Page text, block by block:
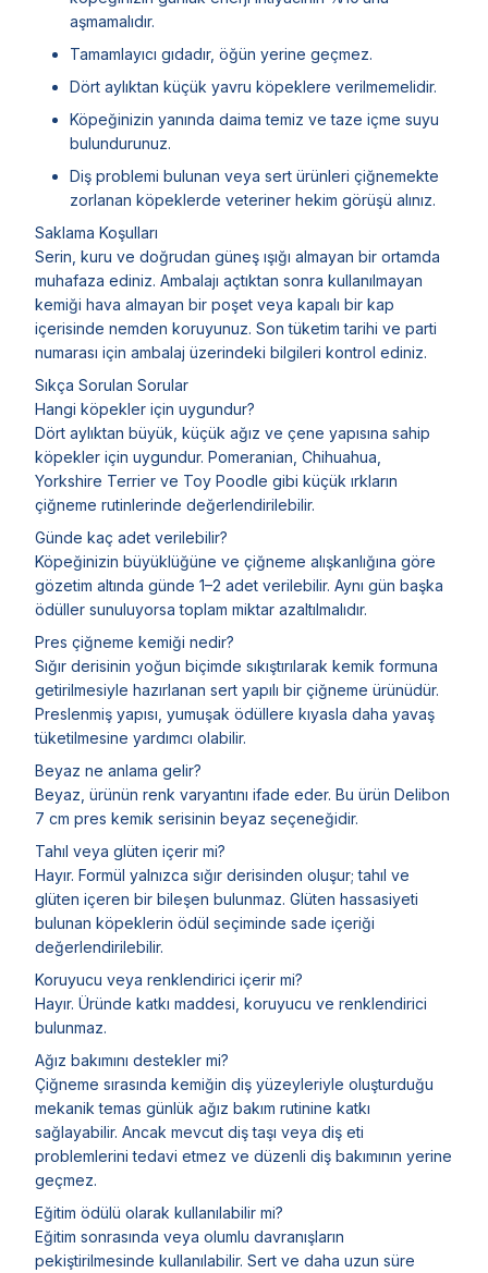
aşmamalıdır.
Tamamlayıcı gıdadır, öğün yerine geçmez.
Dört aylıktan küçük yavru köpeklere verilmemelidir.
Köpeğinizin yanında daima temiz ve taze içme suyu
bulundurunuz.
Diş problemi bulunan veya sert ürünleri çiğnemekte
zorlanan köpeklerde veteriner hekim görüşü alınız.
Saklama Koşulları
Serin, kuru ve doğrudan güneş ışığı almayan bir ortamda
muhafaza ediniz. Ambalajı açtıktan sonra kullanılmayan
kemiği hava almayan bir poşet veya kapalı bir kap
içerisinde nemden koruyunuz. Son tüketim tarihi ve parti
numarası için ambalaj üzerindeki bilgileri kontrol ediniz.
Sıkça Sorulan Sorular
Hangi köpekler için uygundur?
Dört aylıktan büyük, küçük ağız ve çene yapısına sahip
köpekler için uygundur. Pomeranian, Chihuahua,
Yorkshire Terrier ve Toy Poodle gibi küçük ırkların
çiğneme rutinlerinde değerlendirilebilir.
Günde kaç adet verilebilir?
Köpeğinizin büyüklüğüne ve çiğneme alışkanlığına göre
gözetim altında günde 1–2 adet verilebilir. Aynı gün başka
ödüller sunuluyorsa toplam miktar azaltılmalıdır.
Pres çiğneme kemiği nedir?
Sığır derisinin yoğun biçimde sıkıştırılarak kemik formuna
getirilmesiyle hazırlanan sert yapılı bir çiğneme ürünüdür.
Preslenmiş yapısı, yumuşak ödüllere kıyasla daha yavaş
tüketilmesine yardımcı olabilir.
Beyaz ne anlama gelir?
Beyaz, ürünün renk varyantını ifade eder. Bu ürün Delibon
7 cm pres kemik serisinin beyaz seçeneğidir.
Tahıl veya glüten içerir mi?
Hayır. Formül yalnızca sığır derisinden oluşur; tahıl ve
glüten içeren bir bileşen bulunmaz. Glüten hassasiyeti
bulunan köpeklerin ödül seçiminde sade içeriği
değerlendirilebilir.
Koruyucu veya renklendirici içerir mi?
Hayır. Üründe katkı maddesi, koruyucu ve renklendirici
bulunmaz.
Ağız bakımını destekler mi?
Çiğneme sırasında kemiğin diş yüzeyleriyle oluşturduğu
mekanik temas günlük ağız bakım rutinine katkı
sağlayabilir. Ancak mevcut diş taşı veya diş eti
problemlerini tedavi etmez ve düzenli diş bakımının yerine
geçmez.
Eğitim ödülü olarak kullanılabilir mi?
Eğitim sonrasında veya olumlu davranışların
pekiştirilmesinde kullanılabilir. Sert ve daha uzun süre